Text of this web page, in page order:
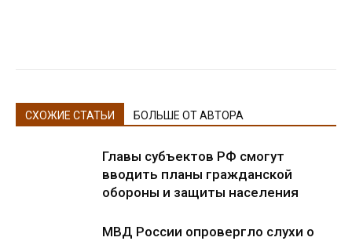
СХОЖИЕ СТАТЬИ БОЛЬШЕ ОТ АВТОРА
Главы субъектов РФ смогут
вводить планы гражданской
обороны и защиты населения
МВД России опровергло слухи о